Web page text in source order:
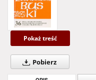
Pokaż treść
Pobierz